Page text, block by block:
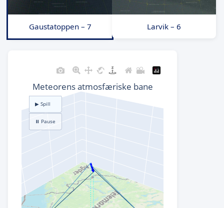
Gaustatoppen – 7 Larvik – 6